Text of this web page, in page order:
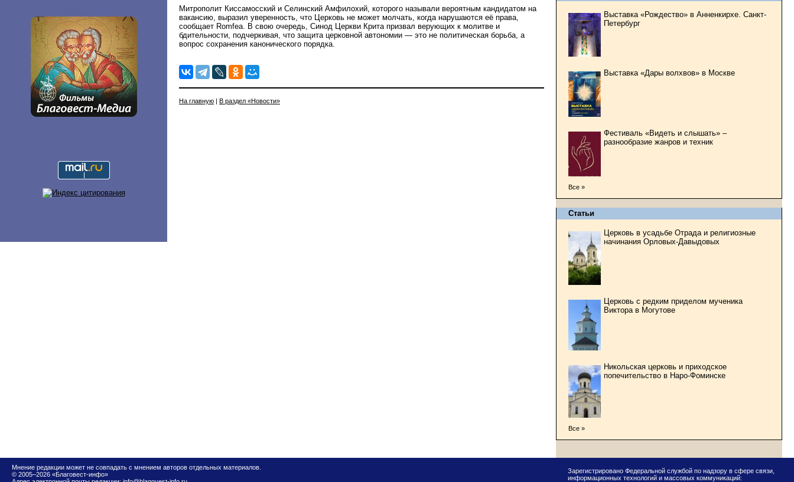
Митрополит Киссамосский и Селинский Амфилохий, которого называли вероятным кандидатом на
вакансию, выразил уверенность, что Церковь не может молчать, когда нарушаются её права,
сообщает Romfea. В свою очередь, Синод Церкви Крита призвал верующих к молитве и
бдительности, подчеркивая, что защита церковной автономии — это не политическая борьба, а
вопрос сохранения канонического порядка.
На главную | В раздел «Новости»
Выставка «Рождество» в Анненкирхе. Санкт-
Петербург
Выставка «Дары волхвов» в Москве
Фестиваль «Видеть и слышать» –
разнообразие жанров и техник
Все »
Статьи
Церковь в усадьбе Отрада и религиозные
начинания Орловых-Давыдовых
Церковь с редким приделом мученика
Виктора в Могутове
Никольская церковь и приходское
попечительство в Наро-Фоминске
Все »
Мнение редакции может не совпадать с мнением авторов отдельных материалов.
© 2005–2026 «Благовест-инфо»
Зарегистрировано Федеральной службой по надзору в сфере связи,
информационных технологий и массовых коммуникаций: